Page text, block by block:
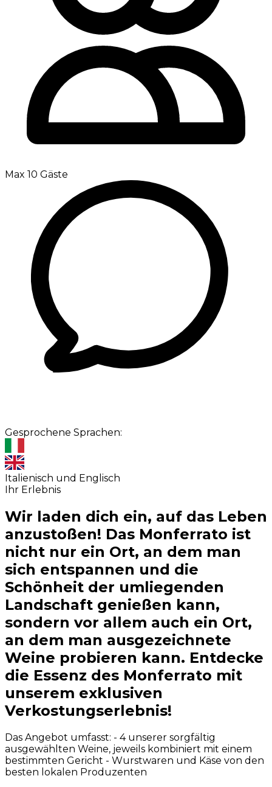
Max 10 Gäste
Gesprochene Sprachen:
Italienisch und Englisch
Ihr Erlebnis
Wir laden dich ein, auf das Leben
anzustoßen! Das Monferrato ist
nicht nur ein Ort, an dem man
sich entspannen und die
Schönheit der umliegenden
Landschaft genießen kann,
sondern vor allem auch ein Ort,
an dem man ausgezeichnete
Weine probieren kann. Entdecke
die Essenz des Monferrato mit
unserem exklusiven
Verkostungserlebnis!
Das Angebot umfasst: - 4 unserer sorgfältig
ausgewählten Weine, jeweils kombiniert mit einem
bestimmten Gericht - Wurstwaren und Käse von den
besten lokalen Produzenten